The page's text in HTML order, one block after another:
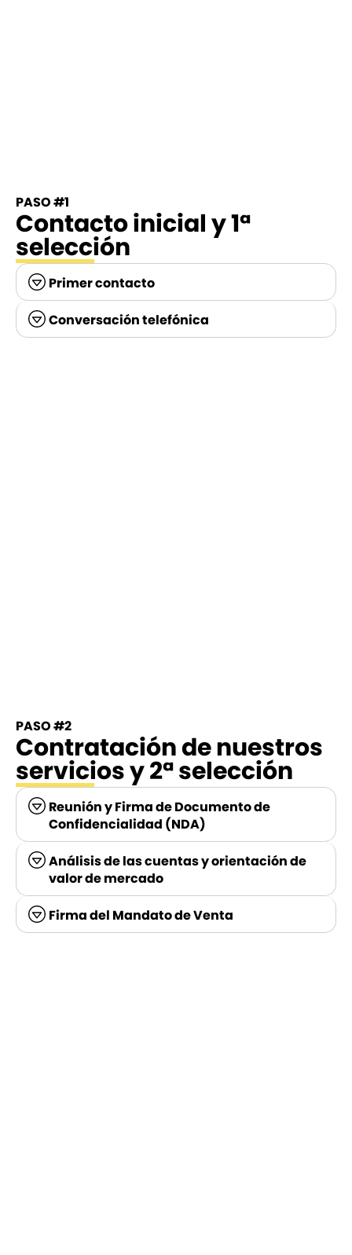
PASO #1
Contacto inicial y 1ª
selección
Primer contacto
Conversación telefónica
PASO #2
Contratación de nuestros
servicios y 2ª selección
Reunión y Firma de Documento de
Confidencialidad (NDA)
Análisis de las cuentas y orientación de
valor de mercado
Firma del Mandato de Venta